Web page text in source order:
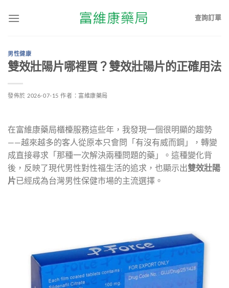
查詢訂單
男性健康
雙效壯陽片哪裡買？雙效壯陽片的正確用法
發佈於 2026-07-15 作者： 富維康藥局
在富維康藥局櫃檯服務這些年，我發現一個很明顯的趨勢
——越來越多的客人從原本只會問「有沒有威而鋼」，轉變
成直接尋求「那種一次解決兩種問題的藥」。這種變化背
後，反映了現代男性對性福生活的追求，也顯示出雙效壯陽
片已經成為台灣男性保健市場的主流選擇。